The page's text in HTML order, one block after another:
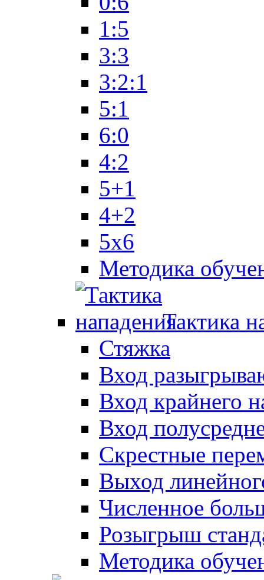
1:5
3:3
3:2:1
5:1
6:0
4:2
5+1
4+2
5x6
Методика
Тактика
Стяжка
Вход
Вход крайнего
Вход
Скрестные
Выход
Численное
Розыгрыш
Методика